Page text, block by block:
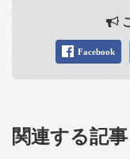
Facebook
関連する記事